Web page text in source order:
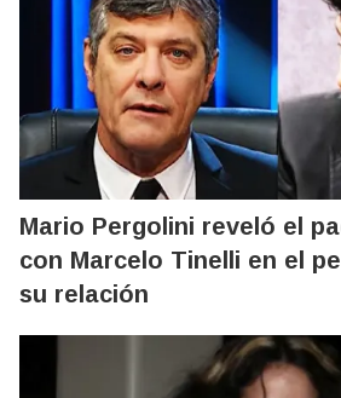
Mario Pergolini reveló el
con Marcelo Tinelli en el
su relación